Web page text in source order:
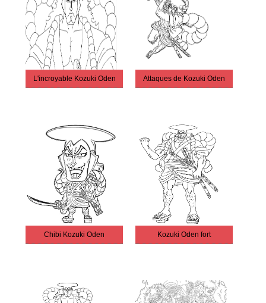
L'incroyable Kozuki Oden Attaques de Kozuki Oden
Chibi Kozuki Oden Kozuki Oden fort